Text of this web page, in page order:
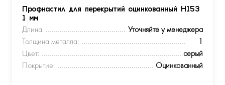
Профнастил для перекрытий оцинкованный Н153
1 мм
Длина:
Уточняйте у менеджера
Толщина металла:
1
Цвет:
серый
Покрытие:
Оцинкованный